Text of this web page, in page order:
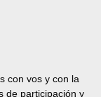
con vos y con la
de participación y